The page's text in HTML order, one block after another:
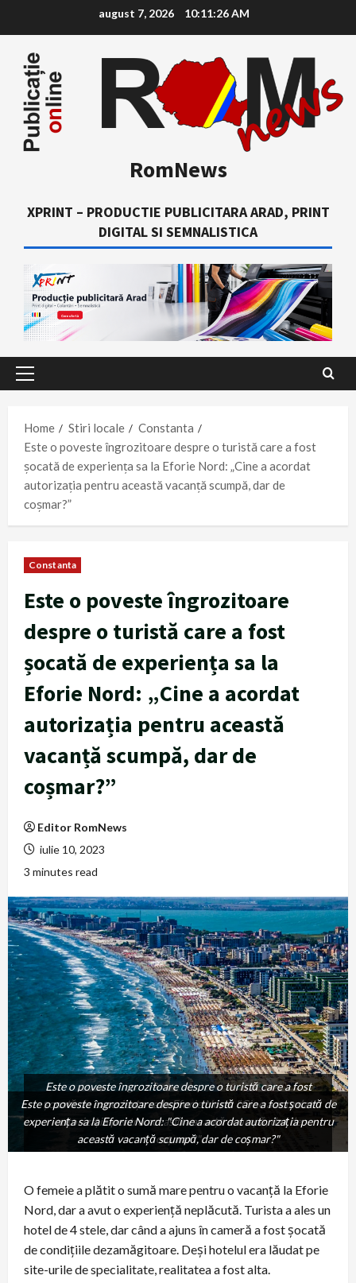
content
august 7, 2026 10:11:27 AM
RomNews
XPRINT – PRODUCTIE PUBLICITARA ARAD, PRINT
DIGITAL SI SEMNALISTICA
Primary
Home
Stiri locale
Constanta
Este o poveste îngrozitoare despre o turistă care a fost
șocată de experiența sa la Eforie Nord: „Cine a acordat
autorizația pentru această vacanță scumpă, dar de
coșmar?”
Constanta
Este o poveste îngrozitoare
despre o turistă care a fost
șocată de experiența sa la
Eforie Nord: „Cine a acordat
autorizația pentru această
vacanță scumpă, dar de
coșmar?”
Editor RomNews
iulie 10, 2023
3 minutes read
Este o poveste îngrozitoare despre o turistă care a fost
șocată de experiența sa la Eforie Nord: "Cine a acordat
autorizația pentru această vacanță scumpă, dar de
coșmar?"
Este o poveste îngrozitoare despre o turistă care a fost șocată de
experiența sa la Eforie Nord: "Cine a acordat autorizația pentru
această vacanță scumpă, dar de coșmar?"
O femeie a plătit o sumă mare pentru o vacanță la Eforie
Nord, dar a avut o experiență neplăcută. Turista a ales un
hotel de 4 stele, dar când a ajuns în cameră a fost șocată
de condițiile dezamăgitoare. Deși hotelul era lăudat pe
site-urile de specialitate, realitatea a fost alta.